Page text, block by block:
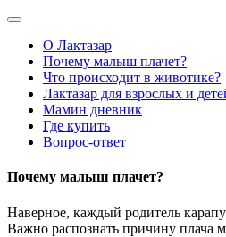
О Лактазар
Почему малыш плачет?
Что происходит в животике?
Лактазар для взрослых и
Мамин дневник
Где купить
Вопрос-ответ
Почему малыш плачет?
Наверное, каждый родитель
Важно распознать причину плача